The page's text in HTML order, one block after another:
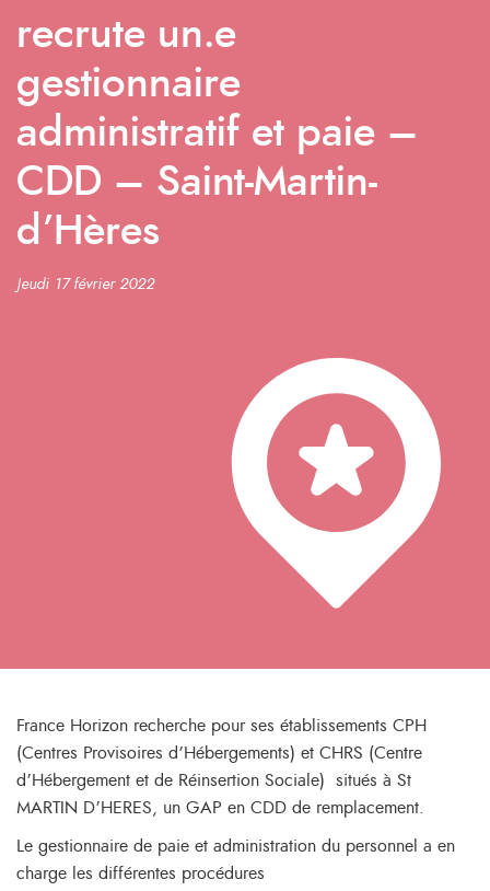
recrute un.e
gestionnaire
administratif et paie –
CDD – Saint-Martin-
d’Hères
Jeudi 17 février 2022
France Horizon recherche pour ses établissements CPH
(Centres Provisoires d’Hébergements) et CHRS (Centre
d’Hébergement et de Réinsertion Sociale) situés à St
MARTIN D’HERES, un GAP en CDD de remplacement.
Le gestionnaire de paie et administration du personnel a en
charge les différentes procédures